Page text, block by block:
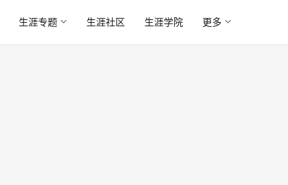
生涯专题 生涯社区 生涯学院 更多